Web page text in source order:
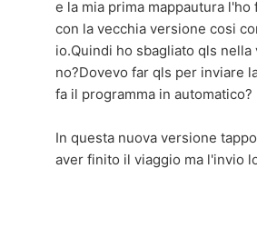
e la mia prima mappautura
con la vecchia versione cosi
io.Quindi ho sbagliato qls
no?Dovevo far qls per inviare
fa il programma in automatico?
In questa nuova versione
aver finito il viaggio ma l'invio